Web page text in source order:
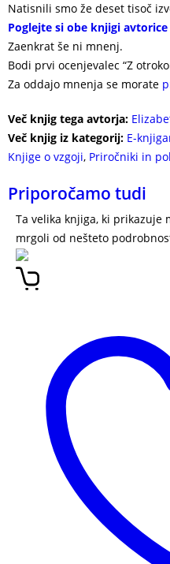
Natisnili smo že deset tisoč
Poglejte si obe knjigi
Zaenkrat še ni mnenj.
Bodi prvi ocenjevalec “Z
Za oddajo mnenja se morate
Več knjig tega avtorja:
Več knjig iz kategorij: E-
Knjige o vzgoji, Priročniki in
Priporočamo tudi
Ta velika knjiga, ki prikazuje
mrgoli od nešteto